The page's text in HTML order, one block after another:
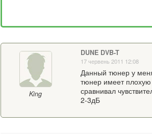
King
DUNE DVB-T
17 червень 2011 12:08
Данный тюнер у
тюнер имеет плохую
сравнивал
2-3дБ